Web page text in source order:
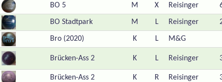
BO 5 M X Reisinger
BO Stadtpark M L Reisinger
Bro (2020) K L M&G
Brücken-Ass 2 K L Reisinger
Brücken-Ass 2 K R Reisinger